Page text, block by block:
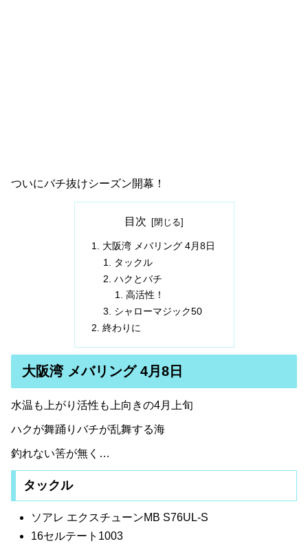
ついにバチ抜けシーズン開幕！
目次
大阪湾 メバリング 4月8日
タックル
ハクとバチ
高活性！
シャローマジック50
終わりに
大阪湾 メバリング 4月8日
水温も上がり活性も上向きの4月上旬
ハクが舞踊りバチが乱舞する海
釣れない筈が無く…
タックル
ソアレ エクスチューンMB S76UL-S
16セルテート1003